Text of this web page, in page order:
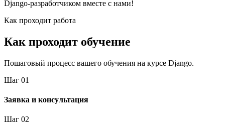
Django-разработчиком вместе с нами!
Как проходит работа
Как проходит обучение
Пошаговый процесс вашего обучения на курсе Django.
Шаг 01
Заявка и консультация
Шаг 02